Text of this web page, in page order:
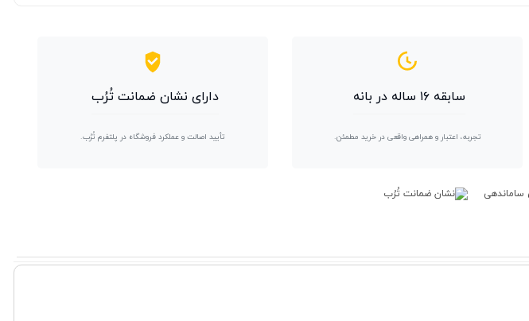
سابقه ۱۶ ساله در بانه
تجربه، اعتبار و همراهی واقعی در خرید مطمئن.
دارای نشان ضمانت تُرُب
تأیید اصالت و عملکرد فروشگاه در پلتفرم تُرُب.